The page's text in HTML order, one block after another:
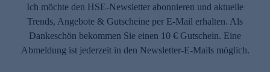
Ich möchte den HSE-Newsletter abonnieren und aktuelle
Trends, Angebote & Gutscheine per E-Mail erhalten. Als
Dankeschön bekommen Sie einen 10 € Gutschein. Eine
Abmeldung ist jederzeit in den Newsletter-E-Mails möglich.